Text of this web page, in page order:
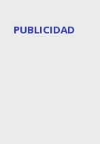
PUBLICIDAD